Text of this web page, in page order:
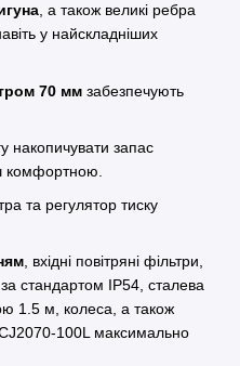
, а також великі ребра
у найскладніших
70 мм забезпечують
накопичувати запас
комфортною.
та регулятор тиску
, вхідні повітряні фільтри,
стандартом IP54, сталева
1.5 м, колеса, а також
100L максимально